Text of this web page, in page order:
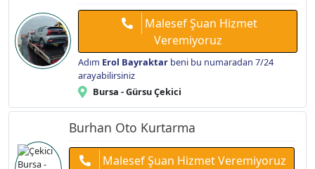
Malesef Şuan Hizmet
Veremiyoruz
Adım Erol Bayraktar beni bu numaradan 7/24
arayabilirsiniz
Bursa - Gürsu Çekici
Burhan Oto Kurtarma
Malesef Şuan Hizmet Veremiyoruz